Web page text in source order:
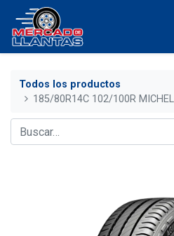
Todos los productos
185/80R14C 102/100R